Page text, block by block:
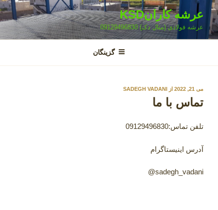
رفتن
به
محتوا
عرشه کارانKSD
عرشه فولادی (متال دک) 09129496830
گزینگان
نوشته‌شده
می 21, 2022 از SADEGH VADANI
تماس با ما
تلفن تماس:09129496830
آدرس اینیستاگرام
sadegh_vadani@